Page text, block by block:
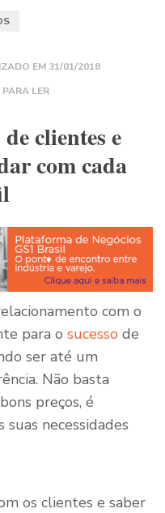
EM 31/01/2018
LER
clientes e
com cada
com o
para o sucesso de
ser até um
Não basta
preços, é
necessidades
os clientes e saber